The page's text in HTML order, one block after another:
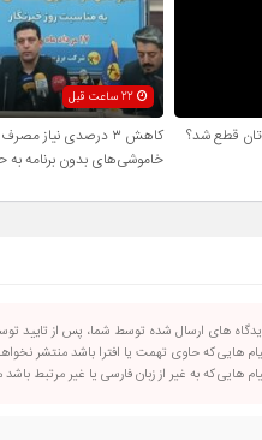
قطع شد؟
22 ساعت قبل
کاهش ۳ درصدی نیاز
خاموشی‌های بدون برنامه به
های ارسال شده توسط شما، پس از تایید
هایی که حاوی تهمت یا افترا باشد منتشر
هایی که به غیر از زبان فارسی یا غیر مرتبط